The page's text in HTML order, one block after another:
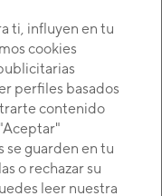
ti, influyen en tu
cookies
perfiles basados
contenido
se guarden en tu
o rechazar su
leer nuestra